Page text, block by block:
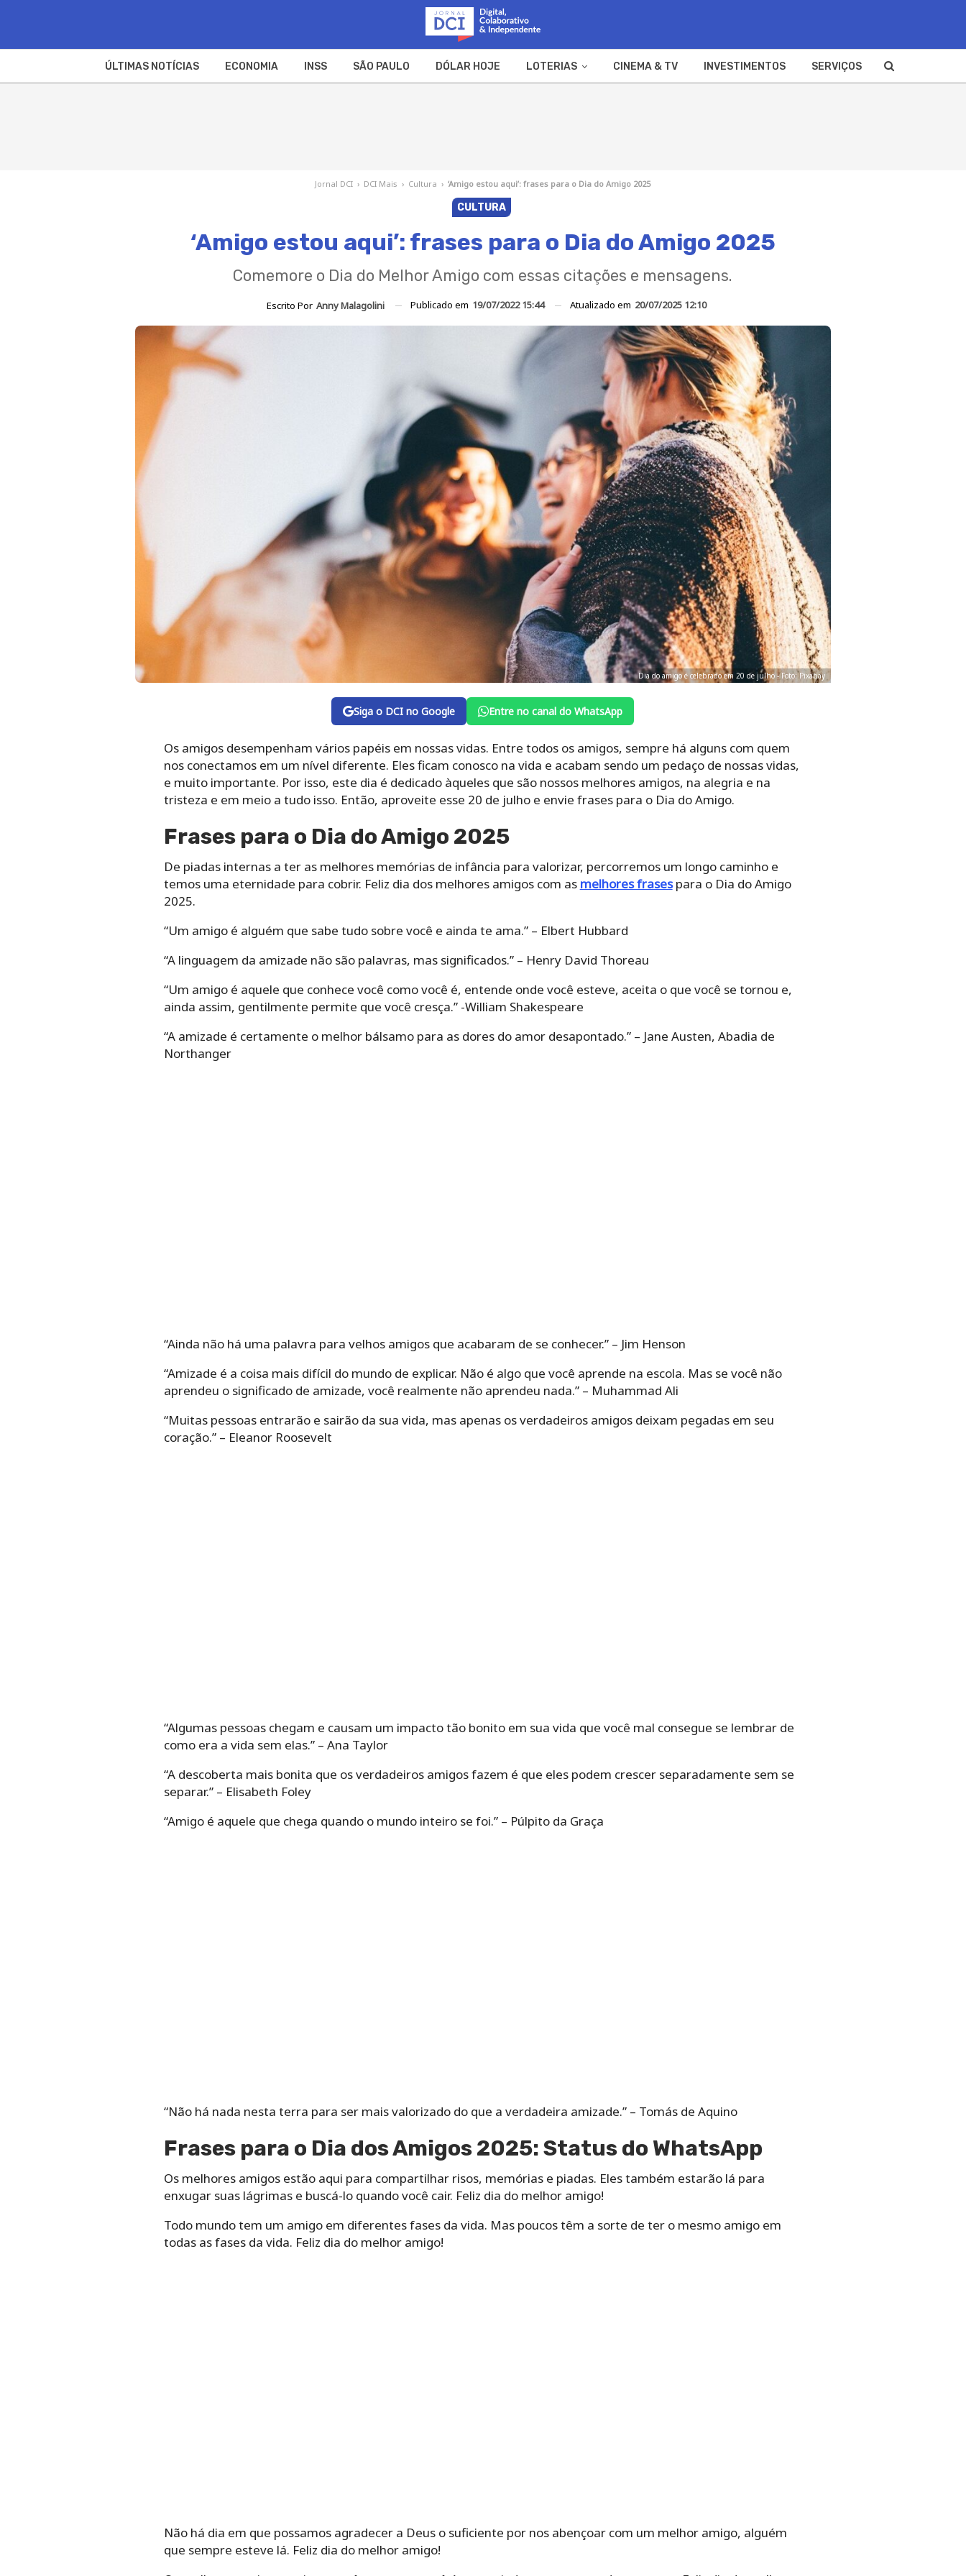
ÚLTIMAS NOTÍCIAS ECONOMIA INSS SÃO PAULO DÓLAR HOJE LOTERIAS CINEMA & TV INVESTIMENTOS SERVIÇOS
Jornal DCI › DCI Mais › Cultura › ‘Amigo estou aqui’: frases para o Dia do Amigo 2025
CULTURA
‘Amigo estou aqui’: frases para o Dia do Amigo 2025
Comemore o Dia do Melhor Amigo com essas citações e mensagens.
Escrito Por Anny Malagolini Publicado em 19/07/2022 15:44 Atualizado em 20/07/2025 12:10
Dia do amigo é celebrado em 20 de julho - Foto: Pixabay
Siga o DCI no Google Entre no canal do WhatsApp
Os amigos desempenham vários papéis em nossas vidas. Entre todos os amigos, sempre há alguns com quem
nos conectamos em um nível diferente. Eles ficam conosco na vida e acabam sendo um pedaço de nossas vidas,
e muito importante. Por isso, este dia é dedicado àqueles que são nossos melhores amigos, na alegria e na
tristeza e em meio a tudo isso. Então, aproveite esse 20 de julho e envie frases para o Dia do Amigo.
Frases para o Dia do Amigo 2025
De piadas internas a ter as melhores memórias de infância para valorizar, percorremos um longo caminho e
temos uma eternidade para cobrir. Feliz dia dos melhores amigos com as melhores frasespara o Dia do Amigo
2025.
“Um amigo é alguém que sabe tudo sobre você e ainda te ama.” – Elbert Hubbard
“A linguagem da amizade não são palavras, mas significados.” – Henry David Thoreau
“Um amigo é aquele que conhece você como você é, entende onde você esteve, aceita o que você se tornou e,
ainda assim, gentilmente permite que você cresça.” -William Shakespeare
“A amizade é certamente o melhor bálsamo para as dores do amor desapontado.” – Jane Austen, Abadia de
Northanger
“Ainda não há uma palavra para velhos amigos que acabaram de se conhecer.” – Jim Henson
“Amizade é a coisa mais difícil do mundo de explicar. Não é algo que você aprende na escola. Mas se você não
aprendeu o significado de amizade, você realmente não aprendeu nada.” – Muhammad Ali
“Muitas pessoas entrarão e sairão da sua vida, mas apenas os verdadeiros amigos deixam pegadas em seu
coração.” – Eleanor Roosevelt
“Algumas pessoas chegam e causam um impacto tão bonito em sua vida que você mal consegue se lembrar de
como era a vida sem elas.” – Ana Taylor
“A descoberta mais bonita que os verdadeiros amigos fazem é que eles podem crescer separadamente sem se
separar.” – Elisabeth Foley
“Amigo é aquele que chega quando o mundo inteiro se foi.” – Púlpito da Graça
“Não há nada nesta terra para ser mais valorizado do que a verdadeira amizade.” – Tomás de Aquino
Frases para o Dia dos Amigos 2025: Status do WhatsApp
Os melhores amigos estão aqui para compartilhar risos, memórias e piadas. Eles também estarão lá para
enxugar suas lágrimas e buscá-lo quando você cair. Feliz dia do melhor amigo!
Todo mundo tem um amigo em diferentes fases da vida. Mas poucos têm a sorte de ter o mesmo amigo em
todas as fases da vida. Feliz dia do melhor amigo!
Não há dia em que possamos agradecer a Deus o suficiente por nos abençoar com um melhor amigo, alguém
que sempre esteve lá. Feliz dia do melhor amigo!